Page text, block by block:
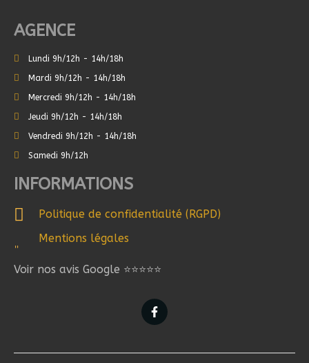
AGENCE
Lundi 9h/12h - 14h/18h
Mardi 9h/12h - 14h/18h
Mercredi 9h/12h - 14h/18h
Jeudi 9h/12h - 14h/18h
Vendredi 9h/12h - 14h/18h
Samedi 9h/12h
INFORMATIONS
Politique de confidentialité (RGPD)
Mentions légales
Voir nos avis Google ⭐⭐⭐⭐⭐